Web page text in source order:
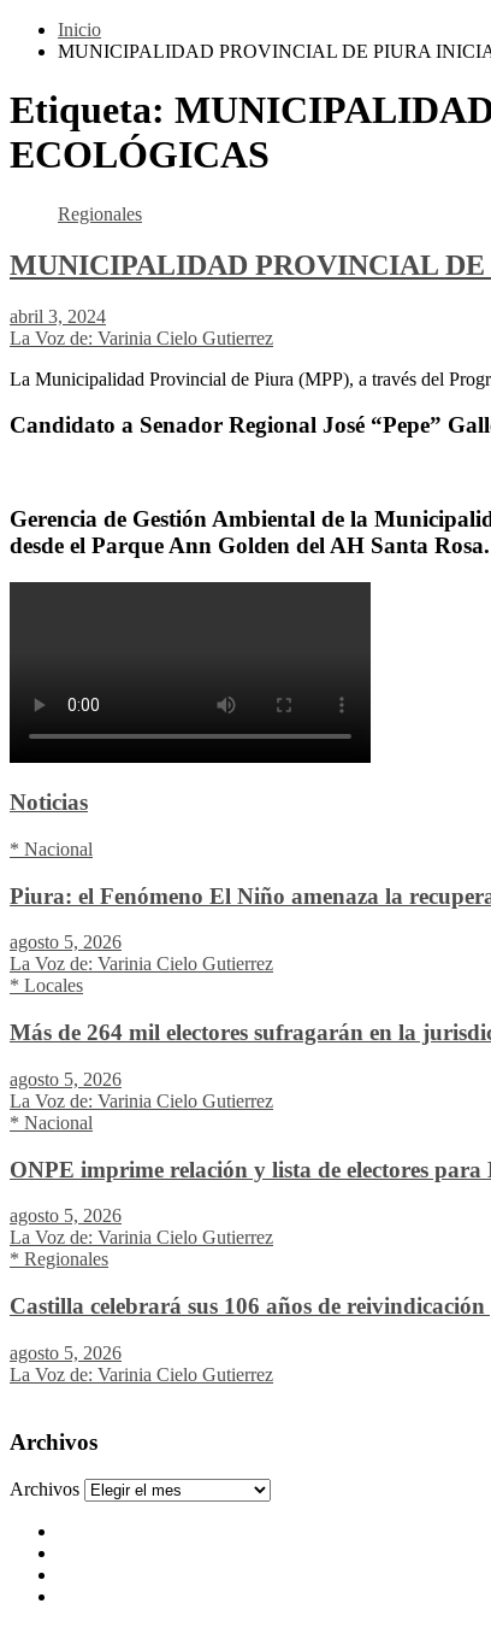
Inicio
MUNICIPALIDAD PROVINCIAL DE PIURA
Etiqueta:
ECOLÓGICAS
Regionales
MUNICIPALIDAD PROVINCIAL
abril 3, 2024
La Voz de: Varinia Cielo Gutierrez
La Municipalidad Provincial de Piura (MPP), a través del
Candidato a Senador Regional José “Pepe”
Gerencia de Gestión Ambiental de la
desde el Parque Ann Golden del AH Santa Rosa.
Noticias
* Nacional
Piura: el Fenómeno El Niño amenaza la
agosto 5, 2026
La Voz de: Varinia Cielo Gutierrez
* Locales
Más de 264 mil electores sufragarán en la
agosto 5, 2026
La Voz de: Varinia Cielo Gutierrez
* Nacional
ONPE imprime relación y lista de electores para
agosto 5, 2026
La Voz de: Varinia Cielo Gutierrez
* Regionales
Castilla celebrará sus 106 años de
agosto 5, 2026
La Voz de: Varinia Cielo Gutierrez
Archivos
Archivos